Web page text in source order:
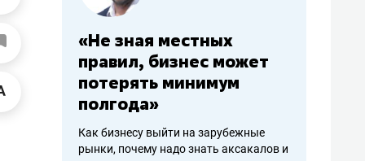
работа «Не зная местных
правил, бизнес может
потерять минимум
полгода»
Как бизнесу выйти на зарубежные
рынки, почему надо знать аксакалов и